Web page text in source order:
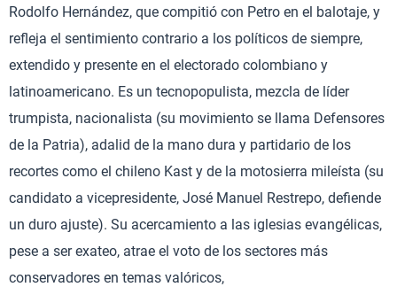
Rodolfo Hernández, que compitió con Petro en el balotaje, y
refleja el sentimiento contrario a los políticos de siempre,
extendido y presente en el electorado colombiano y
latinoamericano. Es un tecnopopulista, mezcla de líder
trumpista, nacionalista (su movimiento se llama Defensores
de la Patria), adalid de la mano dura y partidario de los
recortes como el chileno Kast y de la motosierra mileísta (su
candidato a vicepresidente, José Manuel Restrepo, defiende
un duro ajuste). Su acercamiento a las iglesias evangélicas,
pese a ser exateo, atrae el voto de los sectores más
conservadores en temas valóricos,